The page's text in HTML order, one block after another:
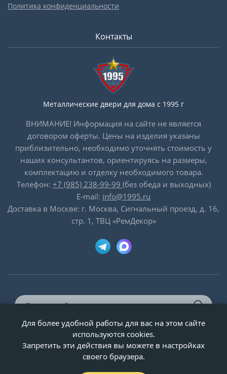
Политика конфиденциальности
Контакты
Металлические двери для дома с 1995 г
ВНИМАНИЕ! Информация на сайте не является
договором оферты. Цены на изделия указаны
приблизительно, необходимо уточнять стоимость у
наших консультантов, ориентируясь на размеры,
комплектацию и отделку необходимого товара.
Телефон: +7 (985) 238-99-99 (без обеда и выходных)
E-mail: info@1995.ru
Доставка в Москве: г. Москва, Сигнальный проезд, д. 16,
стр. 1, ТВЦ «РемДекор»
© ООО «Двери-и-точка», ИНН 5020092947, 1995-2026 г.
Для более удобной работы для вас на этом сайте
используются cookies.
Запретить эти действия вы можете в настройках
своего браузера.